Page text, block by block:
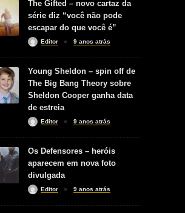
The Gifted – novo cartaz da
série diz “você não pode
escapar do que você é”
Editor 9 anos atrás
Young Sheldon – spin off de
The Big Bang Theory sobre
Sheldon Cooper ganha data
de estreia
Editor 9 anos atrás
Os Defensores – heróis
aparecem em nova foto
divulgada
Editor 9 anos atrás